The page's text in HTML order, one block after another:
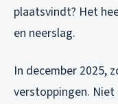
plaatsvindt? Het
en neerslag.
In december 2025,
verstoppingen.